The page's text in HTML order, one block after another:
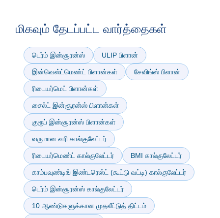
மிகவும் தேடப்பட்ட வார்த்தைகள்
டெர்ம் இன்சூரன்ஸ் ULIP பிளான்
இன்வெஸ்ட்மெண்ட் பிளான்கள் சேவிங்ஸ் பிளான்
ரிடையர்மெட் பிளான்கள்
சைல்ட் இன்சூரன்ஸ் பிளான்கள்
குரூப் இன்சூரன்ஸ் பிளான்கள்
வருமான வரி கால்குலேட்டர்
ரிடையர்மெண்ட் கால்குலேட்டர் BMI கால்குலேட்டர்
காம்பவுண்டிங் இண்டரெஸ்ட் (கூட்டு வட்டி) கால்குலேட்டர்
டெர்ம் இன்சூரன்ஸ் கால்குலேட்டர்
10 ஆண்டுகளுக்கான முதலீட்டுத் திட்டம்